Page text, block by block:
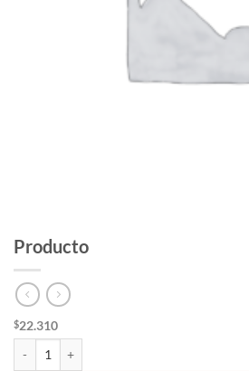
Producto
$22.310